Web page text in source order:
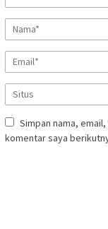
Simpan nama,
komentar saya